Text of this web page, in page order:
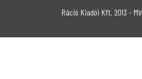
Ráció Kiadói Kft. 2013 -